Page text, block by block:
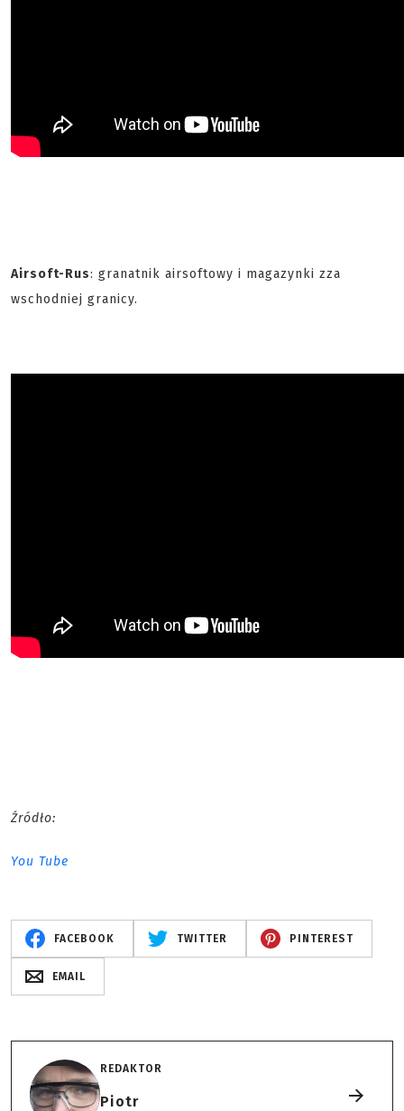
Airsoft-Rus: granatnik airsoftowy i magazynki zza
wschodniej granicy.
Źródło:
You Tube
FACEBOOK TWITTER PINTEREST
EMAIL
REDAKTOR
Piotr